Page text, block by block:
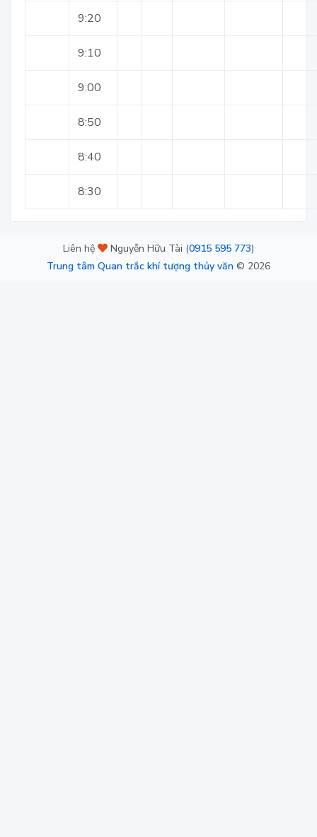
9:20
9:10
9:00
8:50
8:40
8:30
Liên hệ Nguyễn Hữu Tài (0915 595 773)
Trung tâm Quan trắc khí tượng thủy văn © 2026